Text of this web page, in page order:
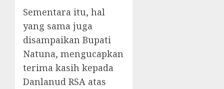
Sementara itu, hal
yang sama juga
disampaikan Bupati
Natuna, mengucapkan
terima kasih kepada
Danlanud RSA atas